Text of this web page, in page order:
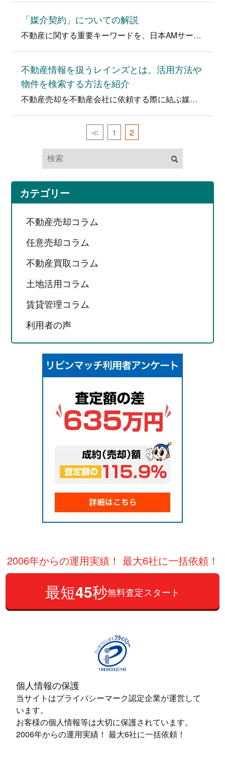
「媒介契約」についての解説
不動産に関する重要キーワードを、日本AMサービス堂下代表が分かりやすく解説！ キーワード「媒介契約」とは・・・ ご所有の不動産の売却…
不動産情報を扱うレインズとは。活用方法や
物件を検索する方法を紹介
不動産売却を不動産会社に依頼する際に結ぶ媒介契約の違いで、「レインズ」への登録義務があります。一般人は見ることができませんが、活用方…
≪ 1 2
カテゴリー
不動産売却コラム
任意売却コラム
不動産買取コラム
土地活用コラム
賃貸管理コラム
利用者の声
2006年からの運用実績！ 最大6社に一括依頼！
最短45秒無料査定スタート
個人情報の保護
当サイトはプライバシーマーク認定企業が運営して
います。
お客様の個人情報等は大切に保護されています。
2006年からの運用実績！ 最大6社に一括依頼！